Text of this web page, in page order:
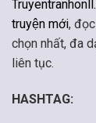
truyện mới, đọc
chọn nhất, đa
liên tục.
HASHTAG: